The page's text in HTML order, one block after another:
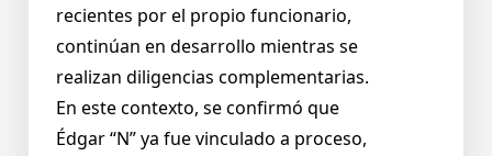
recientes por el propio funcionario,
continúan en desarrollo mientras se
realizan diligencias complementarias.
En este contexto, se confirmó que
Édgar “N” ya fue vinculado a proceso,